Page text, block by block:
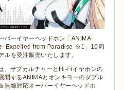
バーイヤーヘッドホン「 ANIMA
-Expelled from Paradise-※ 1 」 10周
ルを受注販売いたします。
、サブカルチャーと Hi-Fiイヤホンの
開するANIMAとオンキヨーのダブル
無線対応オーバーイヤーヘッドホ